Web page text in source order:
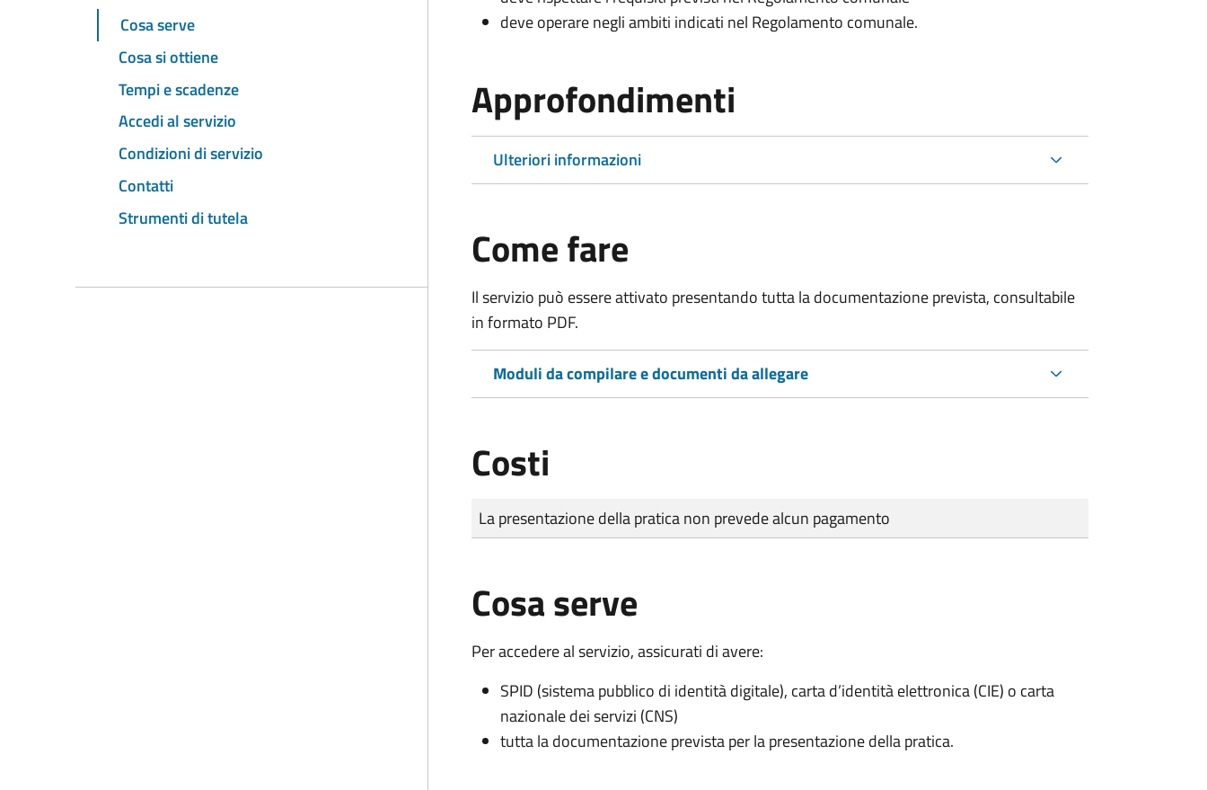
Cosa serve
Cosa si ottiene
Tempi e scadenze
Accedi al servizio
Condizioni di servizio
Contatti
Strumenti di tutela
deve operare negli ambiti indicati nel Regolamento comunale.
Approfondimenti
Ulteriori informazioni
Come fare
Il servizio può essere attivato presentando tutta la documentazione prevista, consultabile
in formato PDF.
Moduli da compilare e documenti da allegare
Costi
Tipo di pagamento
Importo
La presentazione della pratica non prevede alcun pagamento
Cosa serve
Per accedere al servizio, assicurati di avere:
SPID (sistema pubblico di identità digitale), carta d’identità elettronica (CIE) o carta
nazionale dei servizi (CNS)
tutta la documentazione prevista per la presentazione della pratica.